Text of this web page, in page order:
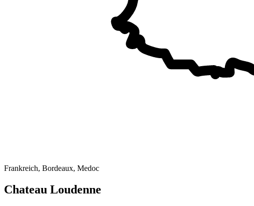
Frankreich, Bordeaux, Medoc
Chateau Loudenne